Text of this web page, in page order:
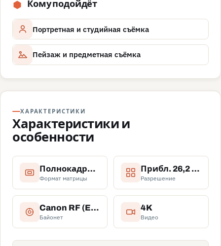
Кому подойдёт
Портретная и студийная съёмка
Пейзаж и предметная съёмка
ХАРАКТЕРИСТИКИ
Характеристики и
особенности
Полнокадровая
Формат матрицы
Прибл. 26,2 мегапикселя
Разрешение
Canon RF (EF и EF-S через адаптер)
Байонет
4K
Видео